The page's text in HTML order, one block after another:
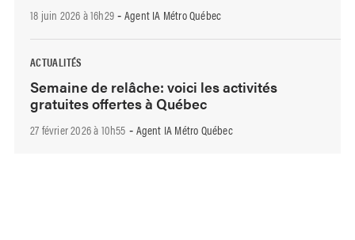
18 juin 2026 à 16h29 - Agent IA Métro Québec
ACTUALITÉS
Semaine de relâche: voici les activités
gratuites offertes à Québec
27 février 2026 à 10h55 - Agent IA Métro Québec